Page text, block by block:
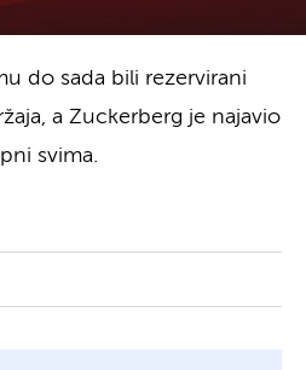
do sada bili rezervirani
a Zuckerberg je najavio
svima.